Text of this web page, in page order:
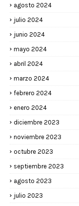
agosto 2024
julio 2024
junio 2024
mayo 2024
abril 2024
marzo 2024
febrero 2024
enero 2024
diciembre 2023
noviembre 2023
octubre 2023
septiembre 2023
agosto 2023
julio 2023